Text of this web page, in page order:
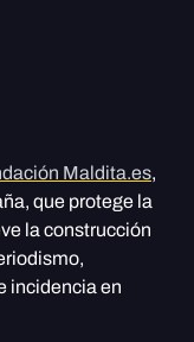
Maldita.es,
que protege la
la construcción
incidencia en